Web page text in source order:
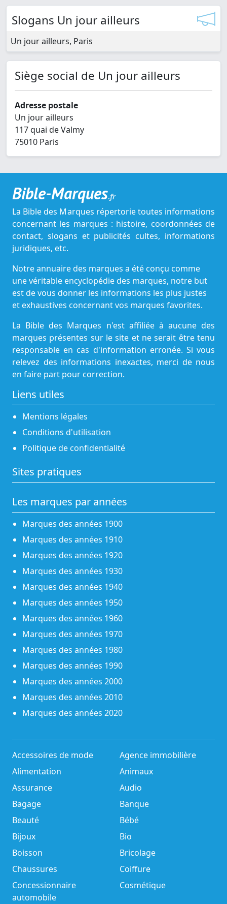
Slogans Un jour ailleurs
Un jour ailleurs, Paris
Siège social de Un jour ailleurs
Adresse postale
Un jour ailleurs
117 quai de Valmy
75010 Paris
Bible-Marques.fr
La Bible des Marques répertorie toutes informations
concernant les marques : histoire, coordonnées de
contact, slogans et publicités cultes, informations
juridiques, etc.
Notre annuaire des marques a été conçu comme
une véritable encyclopédie des marques, notre but
est de vous donner les informations les plus justes
et exhaustives concernant vos marques favorites.
La Bible des Marques n'est affiliée à aucune des
marques présentes sur le site et ne serait être tenu
responsable en cas d'information erronée. Si vous
relevez des informations inexactes, merci de nous
en faire part pour correction.
Liens utiles
Mentions légales
Conditions d'utilisation
Politique de confidentialité
Sites pratiques
Les marques par années
Marques des années 1900
Marques des années 1910
Marques des années 1920
Marques des années 1930
Marques des années 1940
Marques des années 1950
Marques des années 1960
Marques des années 1970
Marques des années 1980
Marques des années 1990
Marques des années 2000
Marques des années 2010
Marques des années 2020
Accessoires de mode
Agence immobilière
Alimentation
Animaux
Assurance
Audio
Bagage
Banque
Beauté
Bébé
Bijoux
Bio
Boisson
Bricolage
Chaussures
Coiffure
Concessionnaire
automobile
Cosmétique